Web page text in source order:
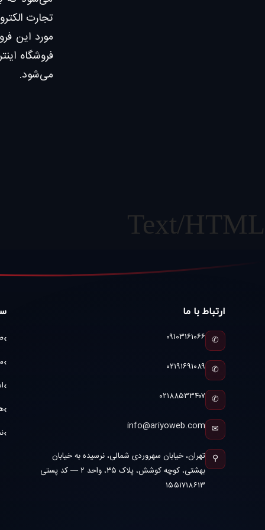
تجارت
فروشگاه
می‌شود.
Text/HTML
ارتباط با ما
✆ ۰۹۱۰۳۱۶۱۰۶۶
✆ ۰۲۱۹۱۶۹۱۰۸۹
✆ ۰۲۱۸۸۵۳۳۴۰۷
✉
info@ariyoweb.com
⚲ تهران، خیابان سهروردی شمالی، نرسیده به خیابان
بهشتی، کوچه کوشش، پلاک ۳۵، واحد ۲ — کد پستی
۱۵۵۱۷۱۸۶۱۳